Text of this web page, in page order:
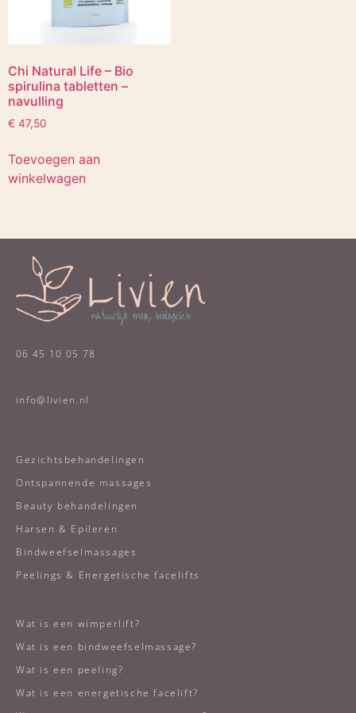
Chi Natural Life – Bio
spirulina tabletten –
navulling
€ 47,50
Toevoegen aan
winkelwagen
06 45 10 05 78
info@livien.nl
Gezichtsbehandelingen
Ontspannende massages
Beauty behandelingen
Harsen & Epileren
Bindweefselmassages
Peelings & Energetische facelifts
Wat is een wimperlift?
Wat is een bindweefselmassage?
Wat is een peeling?
Wat is een energetische facelift?